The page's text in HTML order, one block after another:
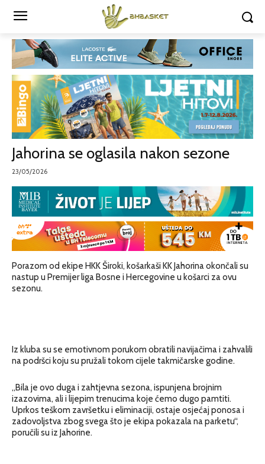
Jahorina se oglasila nakon sezone
23/05/2026
Porazom od ekipe HKK Široki, košarkaši KK Jahorina okončali su
nastup u Premijer liga Bosne i Hercegovine u košarci za ovu
sezonu.
Iz kluba su se emotivnom porukom obratili navijačima i zahvalili
na podršci koju su pružali tokom cijele takmičarske godine.
„Bila je ovo duga i zahtjevna sezona, ispunjena brojnim
izazovima, ali i lijepim trenucima koje ćemo dugo pamtiti.
Uprkos teškom završetku i eliminaciji, ostaje osjećaj ponosa i
zadovoljstva zbog svega što je ekipa pokazala na parketu“,
poručili su iz Jahorine.